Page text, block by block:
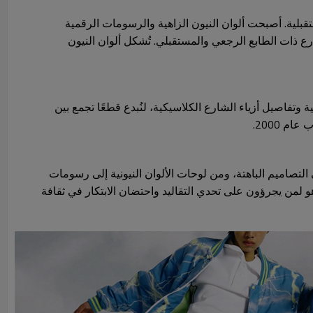
أصبحت ألوان النيون الزاهية والرسومات الرقمية
ذات الطابع الرجعي والمستقبلي. تُشكل ألوان النيون
الرقمية وتفاصيل أزياء الشارع الكلاسيكية، لنُبدع قطعًا تجمع بين
2000.
إلى التصاميم الباهتة، ومن لوحات الألوان النيونية إلى رسومات
يجرؤون على تحدي التقاليد واحتضان الابتكار في ثقافة